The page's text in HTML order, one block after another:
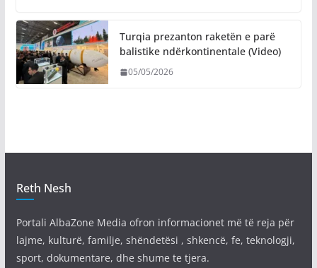
Turqia prezanton raketën e parë
balistike ndërkontinentale (Video)
05/05/2026
Reth Nesh
Portali AlbaZone Media ofron informacionet më të reja për
lajme, kulturë, familje, shëndetësi , shkencë, fe, teknologji,
sport, dokumentare, dhe shume te tjera.